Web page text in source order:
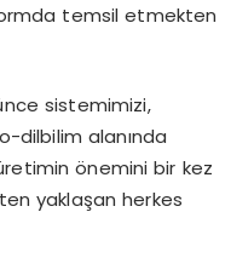
temsil etmekten
sistemimizi,
dilbilim alanında
önemini bir kez
yaklaşan herkes